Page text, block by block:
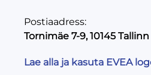
Postiaadress:
Tornimäe 7-9, 10145 Tallinn
Lae alla ja kasuta EVEA